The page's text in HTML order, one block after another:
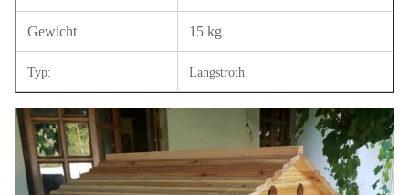
Gewicht 15 kg
Typ: Langstroth